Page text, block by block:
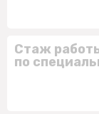
Стаж
по